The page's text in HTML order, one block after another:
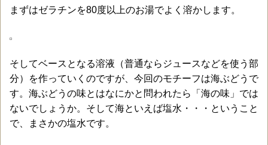
まずはゼラチンを80度以上のお湯でよく溶かします。
そしてベースとなる溶液（普通ならジュースなどを使う部
分）を作っていくのですが、今回のモチーフは海ぶどうで
す。海ぶどうの味とはなにかと問われたら「海の味」では
ないでしょうか。そして海といえば塩水・・・ということ
で、まさかの塩水です。